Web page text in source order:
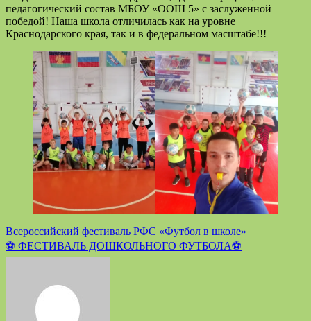
педагогический состав МБОУ «ООШ 5» с заслуженной
победой! Наша школа отличилась как на уровне
Краснодарского края, так и в федеральном масштабе!!!
Навигация
по
Всероссийский фестиваль РФС «Футбол в школе»
⚽ ФЕСТИВАЛЬ ДОШКОЛЬНОГО ФУТБОЛА⚽